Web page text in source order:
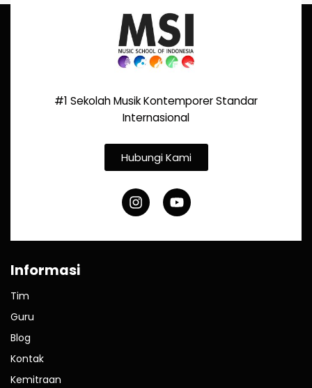
#1 Sekolah Musik Kontemporer Standar
Internasional
Hubungi Kami
Informasi
Tim
Guru
Blog
Kontak
Kemitraan